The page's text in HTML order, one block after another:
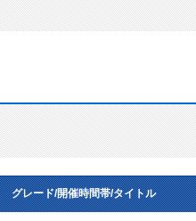
グレード/開催時間帯/タイトル